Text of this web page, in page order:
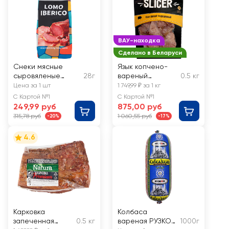
Снеки мясные
сыровяленые
DALLA NATURA
Ломо Иберико, из
свинины
28г
Цена за 1 шт
С Картой №1
249,99 руб
315,78 руб -20%
ВАУ-находка
Сделано в Беларуси
Язык копчено-
вареный
МАЛАДЗЕЧНА
Традиционный,
весовой
0.5 кг
1 749,99 ₽ за 1 кг
С Картой №1
875,00 руб
1 060,55 руб -17%
4.6
Карковка
запеченная
0.5 кг
Колбаса
вареная РУЗКОМ
1000г